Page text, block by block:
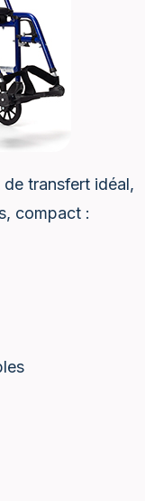
transfert idéal,
compact :